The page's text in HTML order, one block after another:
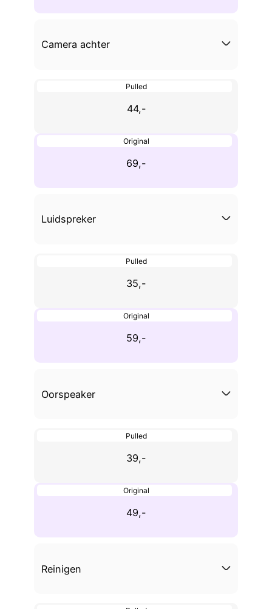
Camera achter
Pulled
44,-
Original
69,-
Luidspreker
Pulled
35,-
Original
59,-
Oorspeaker
Pulled
39,-
Original
49,-
Reinigen